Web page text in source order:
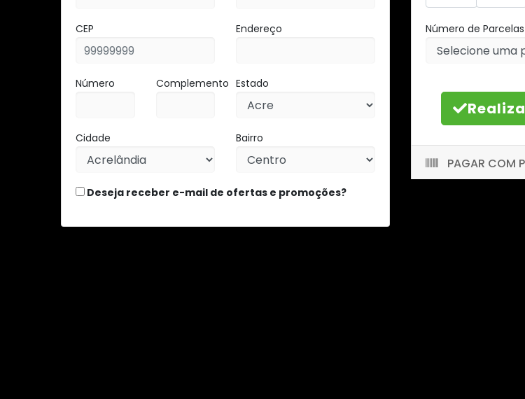
CEP Endereço
Número Complemento Estado
Cidade Bairro
Deseja receber e-mail de ofertas e promoções?
Número de Parcelas
PAGAR COM